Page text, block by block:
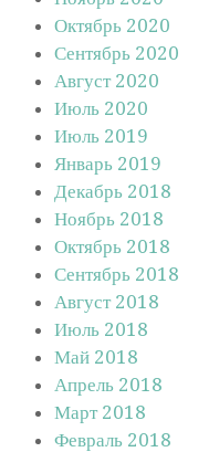
Октябрь 2020
Сентябрь 2020
Август 2020
Июль 2020
Июль 2019
Январь 2019
Декабрь 2018
Ноябрь 2018
Октябрь 2018
Сентябрь 2018
Август 2018
Июль 2018
Май 2018
Апрель 2018
Март 2018
Февраль 2018